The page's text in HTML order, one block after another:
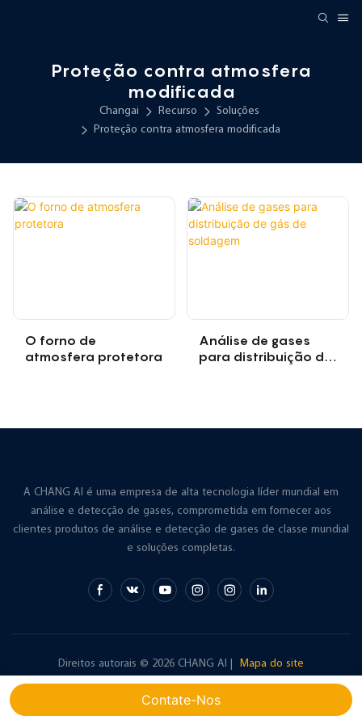
Proteção contra atmosfera
modificada
Changai Recurso
Soluções
Proteção contra atmosfera modificada
O forno de
atmosfera protetora
Análise de gases
para distribuição de
A CHANG AI é uma empresa de alta tecnologia líder mundial em
análise e detecção de gases, comprometida em fornecer aos
clientes produtos de análise e detecção de gases de classe mundial
e soluções completas.
Direitos autorais © 2026 CHANG AI | Mapa do site
Contate-Nos